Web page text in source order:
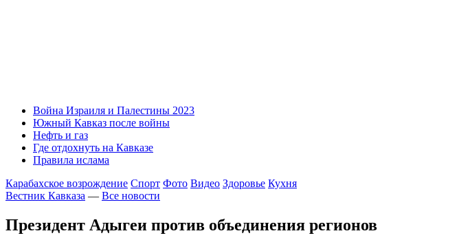
Война Израиля и Палестины 2023
Южный Кавказ после войны
Нефть и газ
Где отдохнуть на Кавказе
Правила ислама
Карабахское возрождение Спорт Фото Видео Здоровье Кухня
Вестник Кавказа — Все новости
Президент Адыгеи против объединения регионов